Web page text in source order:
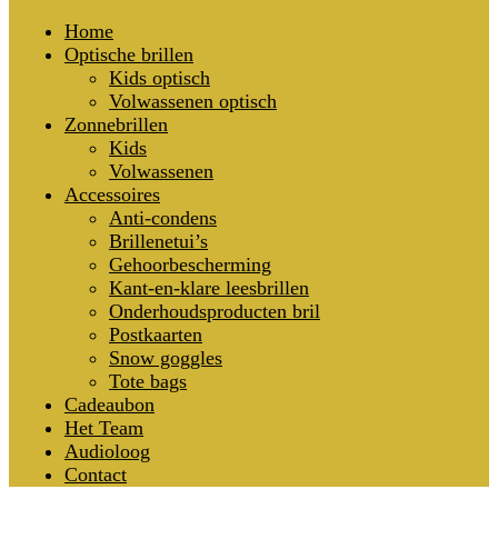
Home
Optische brillen
Kids optisch
Volwassenen optisch
Zonnebrillen
Kids
Volwassenen
Accessoires
Anti-condens
Brillenetui’s
Gehoorbescherming
Kant-en-klare leesbrillen
Onderhoudsproducten bril
Postkaarten
Snow goggles
Tote bags
Cadeaubon
Het Team
Audioloog
Contact